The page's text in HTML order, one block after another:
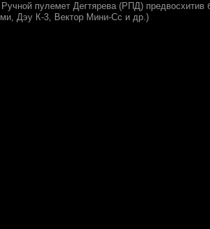
пулемет Дегтярева (РПД)
Дэу К-3, Вектор Мини-Сс и др.)